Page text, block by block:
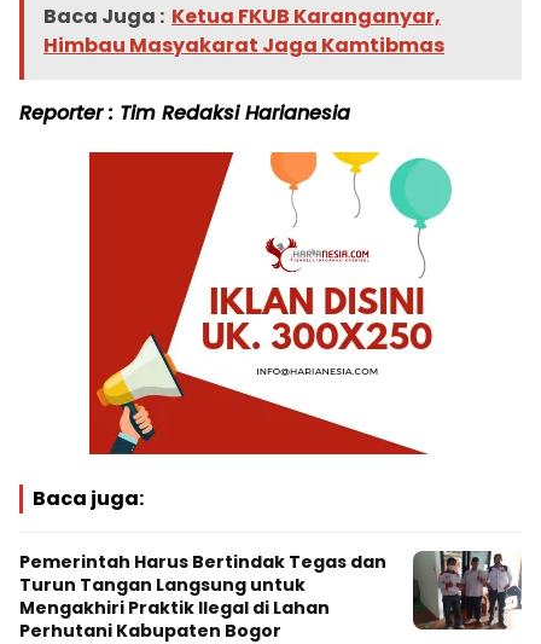
Baca Juga : Ketua FKUB Karanganyar,
Himbau Masyakarat Jaga Kamtibmas
Reporter : Tim Redaksi Harianesia
Baca juga:
Pemerintah Harus Bertindak Tegas dan
Turun Tangan Langsung untuk
Mengakhiri Praktik Ilegal di Lahan
Perhutani Kabupaten Bogor